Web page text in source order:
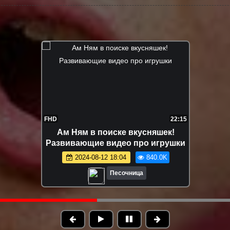
FHD 12:04
Маша Капуки и игрушки на пляже -
Развивающее видео для малышей
2024-08-16 18:41 632.0K
Песочница